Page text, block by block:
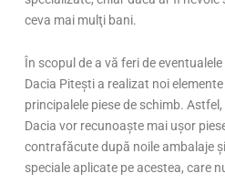
ceva mai mulţi bani.
În scopul de a vă feri de
Dacia Pitești a realizat noi
principalele piese de schimb.
Dacia vor recunoaşte mai uşor
contrafăcute după noile ambalaje
speciale aplicate pe acestea, care